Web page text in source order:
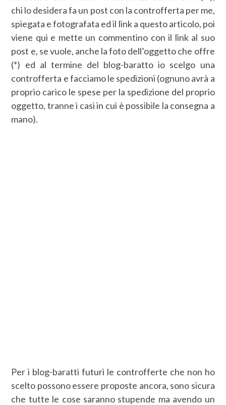
chi lo desidera fa un post con la controfferta per me,
spiegata e fotografata ed il link a questo articolo, poi
viene qui e mette un commentino con il link al suo
post e, se vuole, anche la foto dell’oggetto che offre
(*) ed al termine del blog-baratto io scelgo una
controfferta e facciamo le spedizioni (ognuno avrà a
proprio carico le spese per la spedizione del proprio
oggetto, tranne i casi in cui è possibile la consegna a
mano).
Per i blog-baratti futuri le controfferte che non ho
scelto possono essere proposte ancora, sono sicura
che tutte le cose saranno stupende ma avendo un